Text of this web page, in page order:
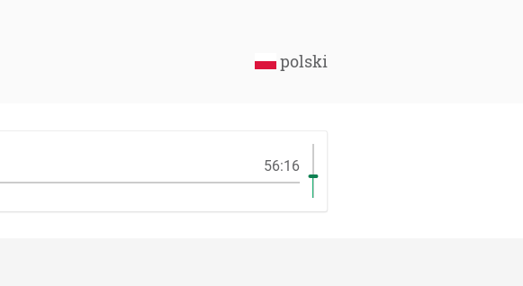
polski
56:16